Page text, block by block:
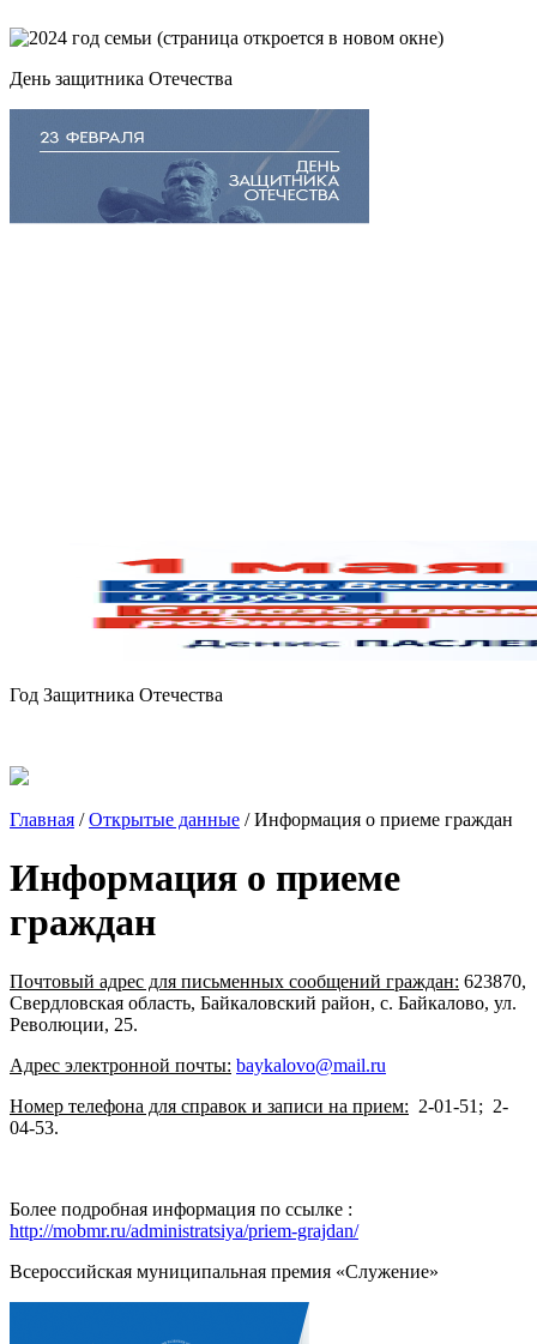
День защитника Отечества
Год Защитника Отечества
Главная /Открытые данные /Информация о приеме граждан
Информация о приеме
граждан
Почтовый адрес для письменных сообщений граждан: 623870,
Свердловская область, Байкаловский район, с. Байкалово, ул.
Революции, 25.
Адрес электронной почты: baykalovo@mail.ru
Номер телефона для справок и записи на прием: 2-01-51; 2-
04-53.
Более подробная информация по ссылке :
http://mobmr.ru/administratsiya/priem-grajdan/
Всероссийская муниципальная премия «Служение»